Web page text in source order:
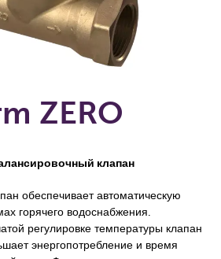
ZERO
клапан
обеспечивает автоматическую
горячего водоснабжения.
регулировке температуры клапан
энергопотребление и время